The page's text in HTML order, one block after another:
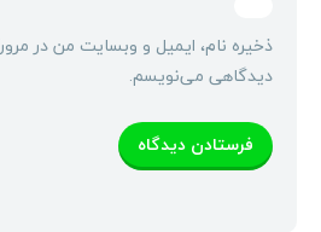
ذخیره نام، ایمیل و وبسایت من در
دیدگاهی می‌نویسم.